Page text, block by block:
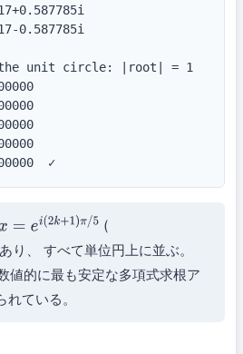
0.587785i
unit circle: |root| = 1
✓
= ei( 2k+1 ) π/5
(
り、 すべて単位円上に並ぶ。
的に最も安定な多項式求根ア
ている。